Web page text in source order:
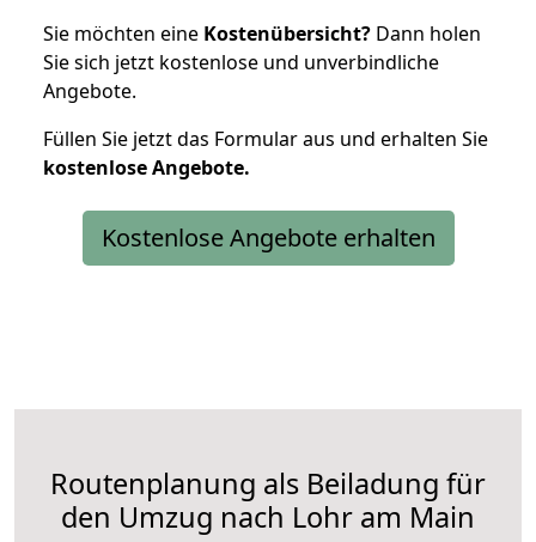
Sie möchten eine Kostenübersicht? Dann holen
Sie sich jetzt kostenlose und unverbindliche
Angebote.
Füllen Sie jetzt das Formular aus und erhalten Sie
kostenloseAngebote.
Kostenlose Angebote erhalten
Routenplanung als Beiladung für
den Umzug nach Lohr am Main